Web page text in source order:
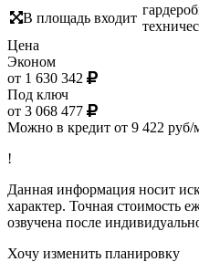
В площадь входит
Цена
Эконом
от 1 630 342
Под ключ
от 3 068 477
Можно в кредит от 9 422 руб/
!
Данная информация носит
характер. Точная стоимость
озвучена после
Хочу изменить планировку